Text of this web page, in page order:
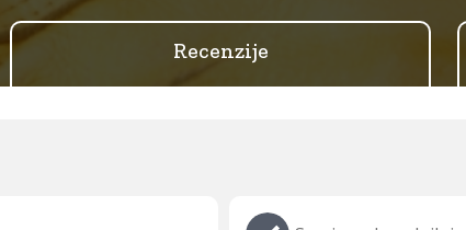
Recenzije